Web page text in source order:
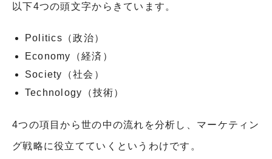
以下4つの頭文字からきています。
Politics（政治）
Economy（経済）
Society（社会）
Technology（技術）
4つの項目から世の中の流れを分析し、マーケティン
グ戦略に役立てていくというわけです。